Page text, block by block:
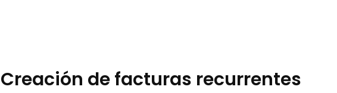
Creación de facturas recurrentes